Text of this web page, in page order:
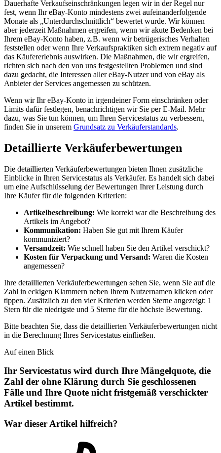
Dauerhafte Verkaufseinschränkungen legen wir in der Regel nur
fest, wenn Ihr eBay-Konto mindestens zwei aufeinanderfolgende
Monate als „Unterdurchschnittlich“ bewertet wurde. Wir können
aber jederzeit Maßnahmen ergreifen, wenn wir akute Bedenken bei
Ihrem eBay-Konto haben, z.B. wenn wir betrügerisches Verhalten
feststellen oder wenn Ihre Verkaufspraktiken sich extrem negativ auf
das Käufererlebnis auswirken. Die Maßnahmen, die wir ergreifen,
richten sich nach den von uns festgestellten Problemen und sind
dazu gedacht, die Interessen aller eBay-Nutzer und von eBay als
Anbieter der Services angemessen zu schützen.
Wenn wir Ihr eBay-Konto in irgendeiner Form einschränken oder
Limits dafür festlegen, benachrichtigen wir Sie per E-Mail. Mehr
dazu, was Sie tun können, um Ihren Servicestatus zu verbessern,
finden Sie in unserem Grundsatz zu Verkäuferstandards.
Detaillierte Verkäuferbewertungen
Die detaillierten Verkäuferbewertungen bieten Ihnen zusätzliche
Einblicke in Ihren Servicestatus als Verkäufer. Es handelt sich dabei
um eine Aufschlüsselung der Bewertungen Ihrer Leistung durch
Ihre Käufer für die folgenden Kriterien:
Artikelbeschreibung: Wie korrekt war die Beschreibung des
Artikels im Angebot?
Kommunikation: Haben Sie gut mit Ihrem Käufer
kommuniziert?
Versandzeit: Wie schnell haben Sie den Artikel verschickt?
Kosten für Verpackung und Versand: Waren die Kosten
angemessen?
Ihre detaillierten Verkäuferbewertungen sehen Sie, wenn Sie auf die
Zahl in eckigen Klammern neben Ihrem Nutzernamen klicken oder
tippen. Zusätzlich zu den vier Kriterien werden Sterne angezeigt: 1
Stern für die niedrigste und 5 Sterne für die höchste Bewertung.
Bitte beachten Sie, dass die detaillierten Verkäuferbewertungen nicht
in die Berechnung Ihres Servicestatus einfließen.
Auf einen Blick
Ihr Servicestatus wird durch Ihre Mängelquote, die
Zahl der ohne Klärung durch Sie geschlossenen
Fälle und Ihre Quote nicht fristgemäß verschickter
Artikel bestimmt.
War dieser Artikel hilfreich?